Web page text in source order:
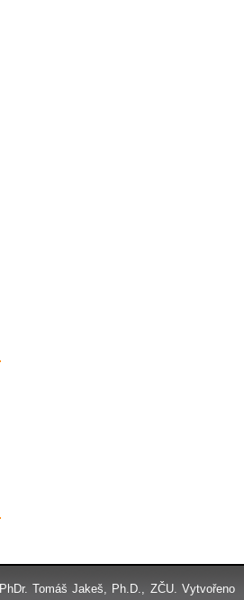
PhDr. Tomáš Jakeš, Ph.D., ZČU. Vytvořeno